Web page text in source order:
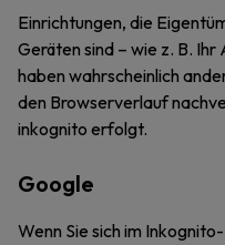
Einrichtungen, die
Geräten sind – wie z. B.
haben wahrscheinlich
den Browserverlauf
inkognito erfolgt.
Google
Wenn Sie sich im